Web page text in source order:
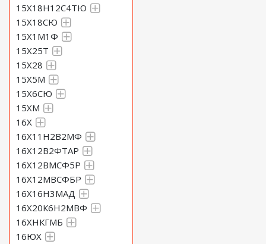
15Х18Н12С4ТЮ
15Х18СЮ
15Х1М1Ф
15Х25Т
15Х28
15Х5М
15Х6СЮ
15ХМ
16Х
16Х11Н2В2МФ
16Х12В2ФТАР
16Х12ВМСФ5Р
16Х12МВСФБР
16Х16Н3МАД
16Х20К6Н2МВФ
16ХНКГМБ
16ЮХ